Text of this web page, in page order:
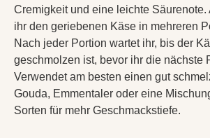
Cremigkeit und eine leichte
ihr den geriebenen Käse in mehreren
Nach jeder Portion wartet ihr, bis der
geschmolzen ist, bevor ihr die nächste
Verwendet am besten einen gut
Gouda, Emmentaler oder eine
Sorten für mehr Geschmackstiefe.